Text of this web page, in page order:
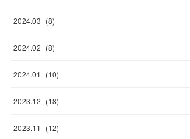
2024.03 (8)
2024.02 (8)
2024.01 (10)
2023.12 (18)
2023.11 (12)